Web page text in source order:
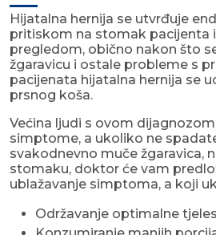
Hijatalna hernija se utvrđuje
pritiskom na stomak pacijenta
pregledom, obično nakon što
žgaravicu i ostale probleme s
pacijenata hijatalna hernija se
prsnog koša.
Većina ljudi s ovom
simptome, a ukoliko ne
svakodnevno muče žgaravica,
stomaku, doktor će vam
ublažavanje simptoma, a koji
Održavanje optimalne